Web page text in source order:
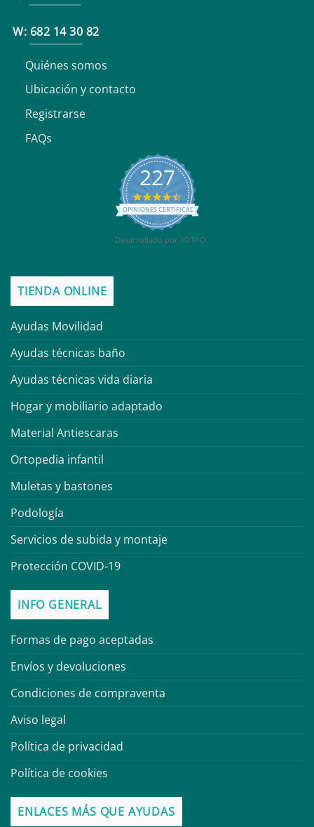
W: 682 14 30 82
Quiénes somos
Ubicación y contacto
Registrarse
FAQs
227
4.6
star
rating
OPINIONES CERTIFICADAS
Desarrollado por YOTPO
TIENDA ONLINE
Ayudas Movilidad
Ayudas técnicas baño
Ayudas técnicas vida diaria
Hogar y mobiliario adaptado
Material Antiescaras
Ortopedia infantil
Muletas y bastones
Podología
Servicios de subida y montaje
Protección COVID-19
INFO GENERAL
Formas de pago aceptadas
Envíos y devoluciones
Condiciones de compraventa
Aviso legal
Política de privacidad
Política de cookies
ENLACES MÁS QUE AYUDAS